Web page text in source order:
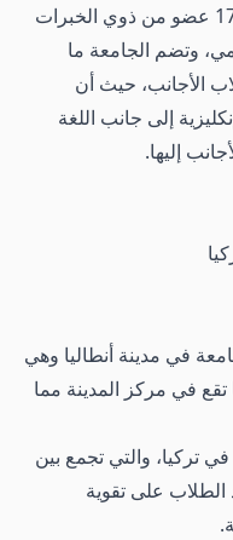
يتكون الكادر الأكاديمي للجامعة من 174 عضو من ذوي الخبرات
وتضم الجامعة ما
والطلاب الأجانب، حيث أن
إلى جانب اللغة
إليها.
في مدينة أنطاليا وهي
تقع في مركز المدينة مما
تركيا، والتي تجمع بين
على تقوية